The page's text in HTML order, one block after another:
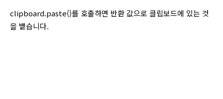
clipboard.paste()를 호출하면 반환 값으로 클립보드에 있는 것
을 뱉습니다.